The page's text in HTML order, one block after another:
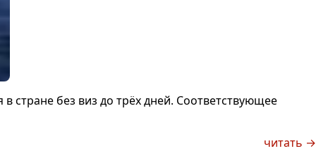
стране без виз до трёх дней. Соответствующее
читать →